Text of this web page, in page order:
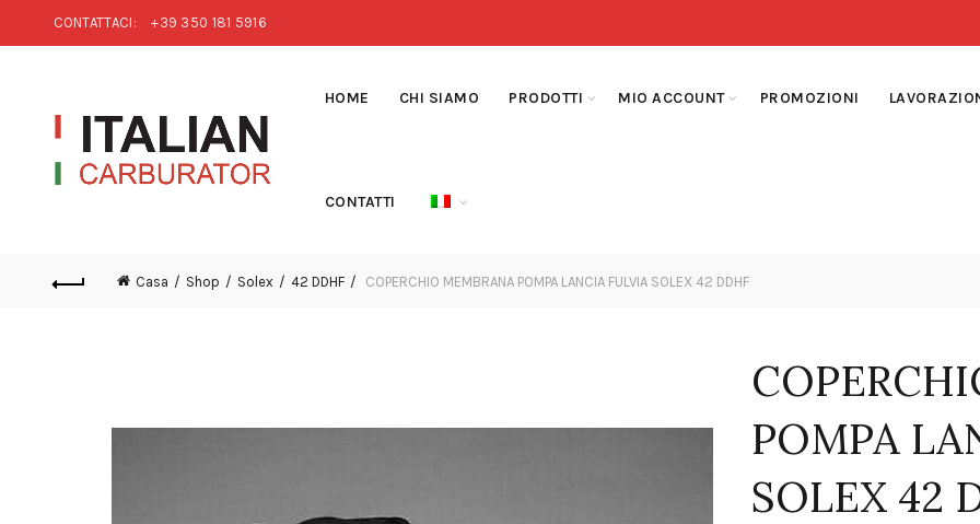
CONTATTACI: +39 350 181 5916
HOME CHI SIAMO PRODOTTI MIO ACCOUNT PROMOZIONI
CONTATTI
Casa Shop Solex 42 DDHF COPERCHIO MEMBRANA POMPA LANCIA FULVIA SOLEX 42 DDHF
POMPA
SOLEX 42